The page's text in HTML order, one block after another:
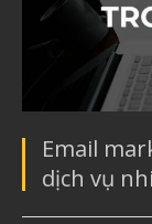
Email
dịch vụ